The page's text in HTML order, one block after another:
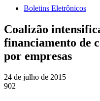
Boletins Eletrônicos
Coalizão
financiamento de
por empresas
24 de julho de 2015
902